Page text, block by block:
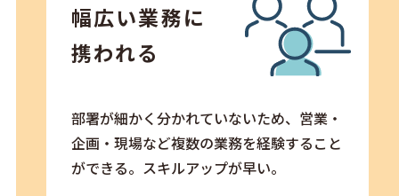
幅広い業務に
携われる
部署が細かく分かれていないため、営業・
企画・現場など複数の業務を経験すること
ができる。スキルアップが早い。